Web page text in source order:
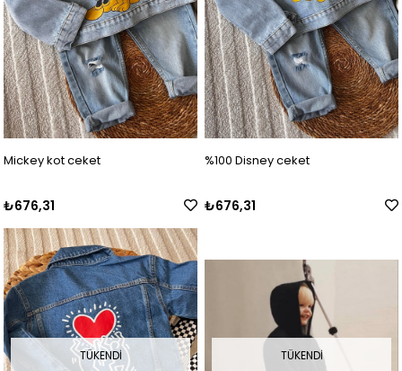
Mickey kot ceket
₺676,31
%100 Disney ceket
₺676,31
TÜKENDI TÜKENDI